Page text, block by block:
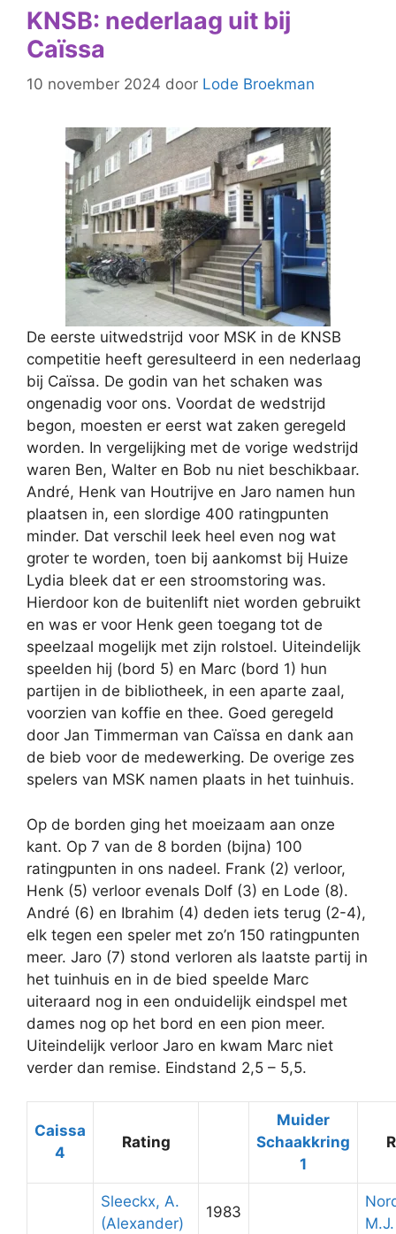
KNSB: nederlaag uit bij
Caïssa
10 november 2024 door Lode Broekman
De eerste uitwedstrijd voor MSK in de KNSB
competitie heeft geresulteerd in een nederlaag
bij Caïssa. De godin van het schaken was
ongenadig voor ons. Voordat de wedstrijd
begon, moesten er eerst wat zaken geregeld
worden. In vergelijking met de vorige wedstrijd
waren Ben, Walter en Bob nu niet beschikbaar.
André, Henk van Houtrijve en Jaro namen hun
plaatsen in, een slordige 400 ratingpunten
minder. Dat verschil leek heel even nog wat
groter te worden, toen bij aankomst bij Huize
Lydia bleek dat er een stroomstoring was.
Hierdoor kon de buitenlift niet worden gebruikt
en was er voor Henk geen toegang tot de
speelzaal mogelijk met zijn rolstoel. Uiteindelijk
speelden hij (bord 5) en Marc (bord 1) hun
partijen in de bibliotheek, in een aparte zaal,
voorzien van koffie en thee. Goed geregeld
door Jan Timmerman van Caïssa en dank aan
de bieb voor de medewerking. De overige zes
spelers van MSK namen plaats in het tuinhuis.
Op de borden ging het moeizaam aan onze
kant. Op 7 van de 8 borden (bijna) 100
ratingpunten in ons nadeel. Frank (2) verloor,
Henk (5) verloor evenals Dolf (3) en Lode (8).
André (6) en Ibrahim (4) deden iets terug (2-4),
elk tegen een speler met zo’n 150 ratingpunten
meer. Jaro (7) stond verloren als laatste partij in
het tuinhuis en in de bied speelde Marc
uiteraard nog in een onduidelijk eindspel met
dames nog op het bord en een pion meer.
Uiteindelijk verloor Jaro en kwam Marc niet
verder dan remise. Eindstand 2,5 – 5,5.
Caissa
4
Rating
Muider
Schaakkring
1
Sleeckx, A.
(Alexander)
1983